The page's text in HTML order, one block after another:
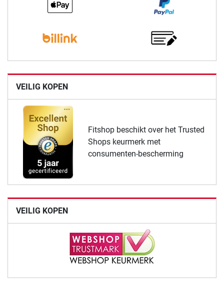
VEILIG KOPEN
Fitshop beschikt over het Trusted
Shops keurmerk met
consumenten-bescherming
VEILIG KOPEN